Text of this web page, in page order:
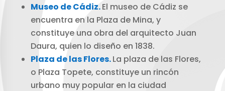
Museo de Cádiz.El museo de Cádiz se
encuentra en la Plaza de Mina, y
constituye una obra del arquitecto Juan
Daura, quien lo diseño en 1838.
Plaza de las Flores.La plaza de las Flores,
o Plaza Topete, constituye un rincón
urbano muy popular en la ciudad